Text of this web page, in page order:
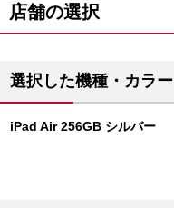
店舗の選択
選択した機種・カラー
iPad Air 256GB シルバー